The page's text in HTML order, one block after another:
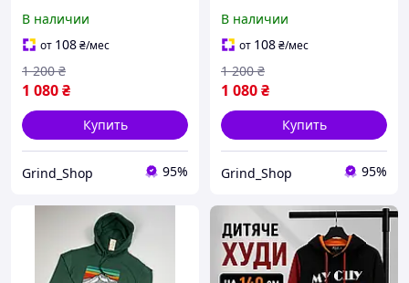
подростка KRT1138
В наличии
от 108₴/мес
1 080₴
1 200 ₴
Купить
Grind_Shop 95%
подростков KRT1142
В наличии
от 108₴/мес
1 080₴
1 200 ₴
Купить
Grind_Shop 95%